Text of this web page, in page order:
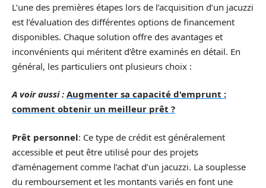
L’une des premières étapes lors de l’acquisition d’un jacuzzi
est l’évaluation des différentes options de financement
disponibles. Chaque solution offre des avantages et
inconvénients qui méritent d’être examinés en détail. En
général, les particuliers ont plusieurs choix :
A voir aussi : Augmenter sa capacité d'emprunt :
comment obtenir un meilleur prêt ?
Prêt personnel: Ce type de crédit est généralement
accessible et peut être utilisé pour des projets
d’aménagement comme l’achat d’un jacuzzi. La souplesse
du remboursement et les montants variés en font une